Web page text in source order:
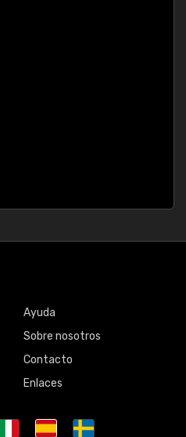
Ayuda
Sobre nosotros
Contacto
Enlaces